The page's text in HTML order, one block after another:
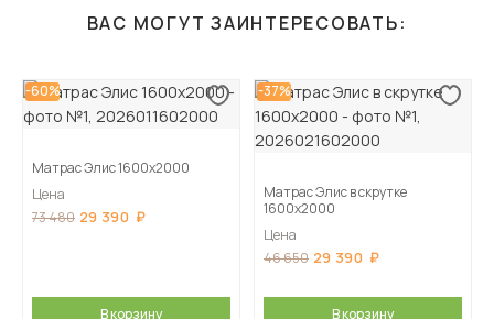
ВАС МОГУТ ЗАИНТЕРЕСОВАТЬ:
-60%
Матрас Элис 1600х2000
Цена
73 480 29 390
В корзину
-37%
Матрас Элис в скрутке
1600х2000
Цена
46 650 29 390
В корзину